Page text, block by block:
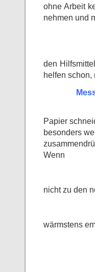
ohne Arbeit
nehmen und
den
helfen schon,
Papier
besonders
Wenn
nicht zu den
wärmstens